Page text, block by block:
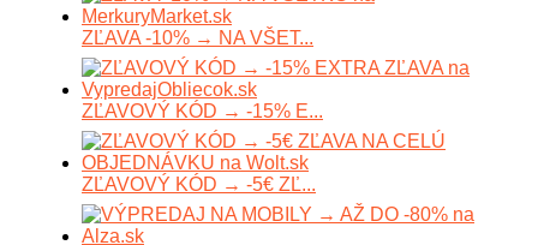
ZĽAVA -10% → NA VŠET...
ZĽAVOVÝ KÓD → -15% E...
ZĽAVOVÝ KÓD → -5€ ZĽ...